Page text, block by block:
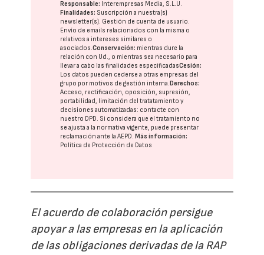
Responsable: Interempresas Media, S.L.U.
Finalidades: Suscripción a nuestra(s)
newsletter(s). Gestión de cuenta de usuario.
Envío de emails relacionados con la misma o
relativos a intereses similares o
asociados.Conservación: mientras dure la
relación con Ud., o mientras sea necesario para
llevar a cabo las finalidades especificadasCesión:
Los datos pueden cederse a otras empresas del
grupo por motivos de gestión interna.Derechos:
Acceso, rectificación, oposición, supresión,
portabilidad, limitación del tratatamiento y
decisiones automatizadas: contacte con
nuestro DPD. Si considera que el tratamiento no
se ajusta a la normativa vigente, puede presentar
reclamación ante laAEPD.Más información:
Política de Protección de Datos
El acuerdo de colaboración persigue
apoyar a las empresas en la aplicación
de las obligaciones derivadas de la RAP